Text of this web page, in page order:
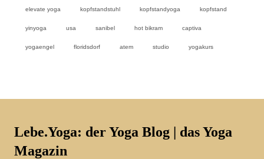
elevate yoga kopfstandstuhl kopfstandyoga kopfstand
yinyoga usa sanibel hot bikram captiva
yogaengel floridsdorf atem studio yogakurs
Lebe.Yoga: der Yoga Blog | das Yoga
Magazin